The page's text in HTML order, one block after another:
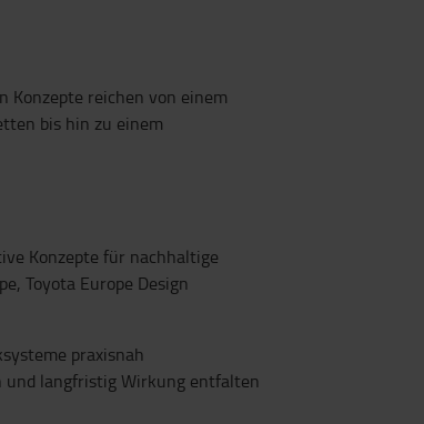
Konzepte reichen von einem
bis hin zu einem
Konzepte für nachhaltige
Toyota Europe Design
praxisnah
und langfristig Wirkung entfalten